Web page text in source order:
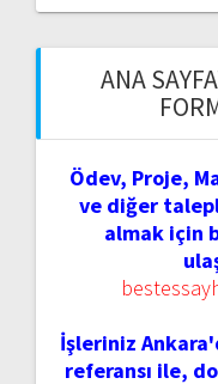
ANA
Ödev, Proje,
ve diğer
almak için
İşleriniz
referansı ile,